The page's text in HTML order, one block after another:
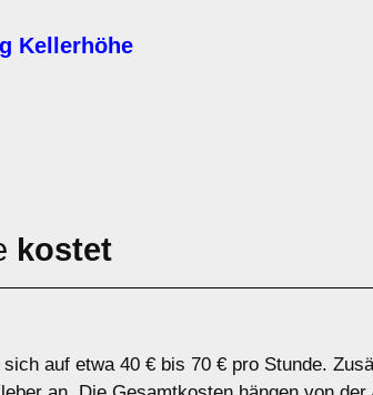
Kellerhöhe
kostet
auf etwa 40 € bis 70 € pro Stunde.